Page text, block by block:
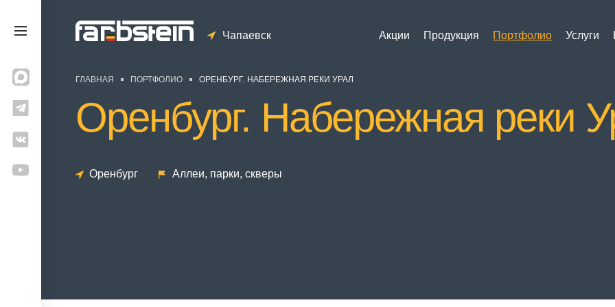
Чапаевск Акции Продукция Портфолио Услуги
ГЛАВНАЯ ПОРТФОЛИО ОРЕНБУРГ. НАБЕРЕЖНАЯ РЕКИ УРАЛ
Оренбург. Набережная реки
Оренбург Аллеи, парки, скверы